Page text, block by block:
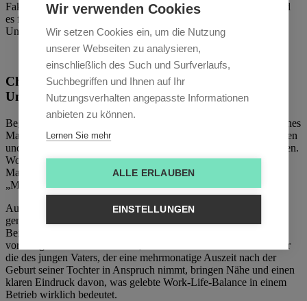
Fakt ist: Wenn jeder Arbeitgeber ähnliches fordert und bietet, wird
es für Bewerber fast unmöglich festzustellen, zu welchem
Unternehmen sie am besten passen und umgekehrt.
Challenge #2:
Um den heißen Brei-Rederei
Begriffe wie „Vereinbarkeit von Familie und Beruf“ oder „ein hohes
Maß an Gestaltungsspielraum“ sind recht dehnbare Formulierungen
und können mitunter in jeder Organisation etwas Anderes bedeuten.
Wo die einen wirklich mit einem ausgeklügelten Lebensphasen-
Management aufwarten, bieten die anderen unter demselben
„Marscherl“ gerade mal die Möglichkeit Teilzeit zu arbeiten.
Auch hier ist das Ziel, möglichst konkret zu sagen, was denn nun
genau damit gemeint ist. Das Zauberwort lautet: Storytelling.
Beispielhafte Geschichten wie jene der Mitarbeiterin, die
vorübergehend Teilzeit arbeitet, um ihre Matura nachzuholen oder
die des jungen Vaters, der eine mehrmonatige Auszeit nach der
Geburt seiner Tochter in Anspruch nimmt, bringen Nähe und einen
klaren Eindruck davon, was gelebte Work-Life-Balance in einem
Betrieb wirklich bedeutet.
Wir verwenden Cookies
Wir setzen Cookies ein, um die Nutzung
unserer Webseiten zu analysieren,
einschließlich des Such und Surfverlaufs,
Suchbegriffen und Ihnen auf Ihr
Nutzungsverhalten angepasste Informationen
anbieten zu können.
Lernen Sie mehr
ALLE ERLAUBEN
EINSTELLUNGEN